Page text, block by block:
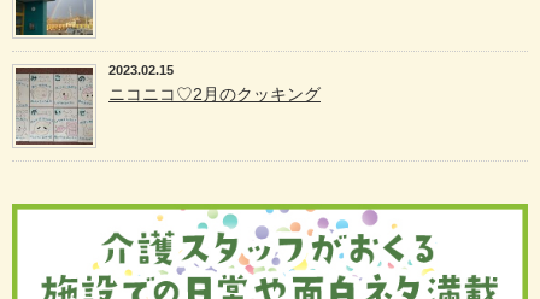
2023.02.15
ニコニコ♡2月のクッキング